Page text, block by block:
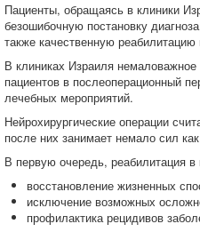
Пациенты, обращаясь в клиники
безошибочную постановку
также качественную
В клиниках Израиля
пациентов в послеоперационный
лечебных мероприятий.
Нейрохирургические операции
после них занимает немало сил
В первую очередь, реабилитация
восстановление жизненных
исключение возможных
профилактика рецидивов